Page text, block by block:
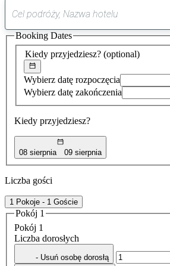
sugestia
została
Kiedy przyjedziesz? (optional)
Wybierz datę rozpoczęcia
Wybierz datę zakończenia
Kiedy przyjedziesz?
08 sierpnia 09 sierpnia
Booking Dates
Liczba gości
1 Pokoje - 1 Goście
Pokój 1
Pokój 1
Liczba dorosłych
- Usuń osobę dorosłą